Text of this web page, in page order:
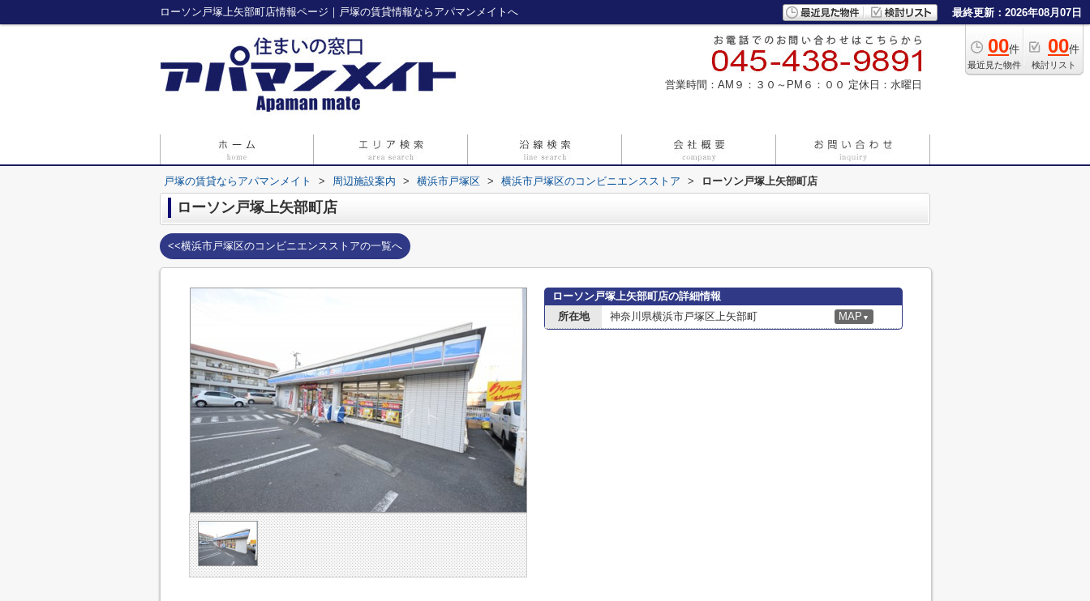
ローソン戸塚上矢部町店情報ページ｜戸塚の賃貸情報ならアパマンメイトへ 最終更新：2026年08月07日
00件
最近見た物件
00件
検討リスト
営業時間：AM９：３０～PM６：００ 定休日：水曜日
戸塚の賃貸ならアパマンメイト > 周辺施設案内 > 横浜市戸塚区 > 横浜市戸塚区のコンビニエンスストア > ローソン戸塚上矢部町店
ローソン戸塚上矢部町店
<<横浜市戸塚区のコンビニエンスストアの一覧へ
ローソン戸塚上矢部町店の詳細情報
所在地
神奈川県横浜市戸塚区上矢部町 MAP ▼